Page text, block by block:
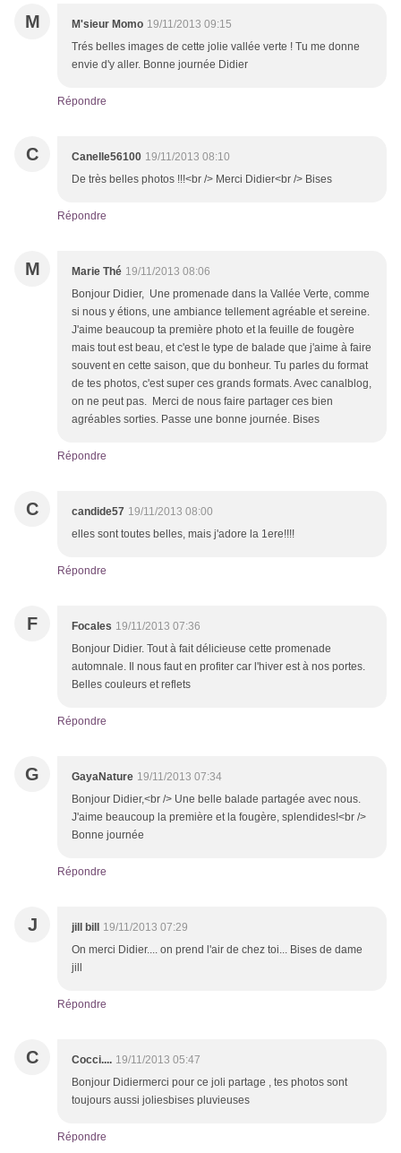
M M'sieur Momo 19/11/2013 09:15
Trés belles images de cette jolie vallée verte ! Tu me donne
envie d'y aller. Bonne journée Didier
Répondre
C Canelle56100 19/11/2013 08:10
De très belles photos !!!<br /> Merci Didier<br /> Bises
Répondre
M Marie Thé 19/11/2013 08:06
Bonjour Didier, Une promenade dans la Vallée Verte, comme
si nous y étions, une ambiance tellement agréable et sereine.
J'aime beaucoup ta première photo et la feuille de fougère
mais tout est beau, et c'est le type de balade que j'aime à faire
souvent en cette saison, que du bonheur. Tu parles du format
de tes photos, c'est super ces grands formats. Avec canalblog,
on ne peut pas. Merci de nous faire partager ces bien
agréables sorties. Passe une bonne journée. Bises
Répondre
C candide57 19/11/2013 08:00
elles sont toutes belles, mais j'adore la 1ere!!!!
Répondre
F Focales 19/11/2013 07:36
Bonjour Didier. Tout à fait délicieuse cette promenade
automnale. Il nous faut en profiter car l'hiver est à nos portes.
Belles couleurs et reflets
Répondre
G GayaNature 19/11/2013 07:34
Bonjour Didier,<br /> Une belle balade partagée avec nous.
J'aime beaucoup la première et la fougère, splendides!<br />
Bonne journée
Répondre
J jill bill
19/11/2013 07:29
On merci Didier.... on prend l'air de chez toi... Bises de dame
jill
Répondre
C Cocci.... 19/11/2013 05:47
Bonjour Didiermerci pour ce joli partage , tes photos sont
toujours aussi joliesbises pluvieuses
Répondre